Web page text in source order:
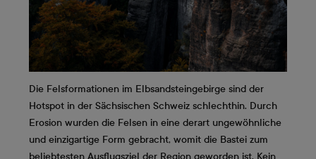
Die Felsformationen im Elbsandsteingebirge sind der
Hotspot in der Sächsischen Schweiz schlechthin. Durch
Erosion wurden die Felsen in eine derart ungewöhnliche
und einzigartige Form gebracht, womit die Bastei zum
beliebtesten Ausflugsziel der Region geworden ist. Kein